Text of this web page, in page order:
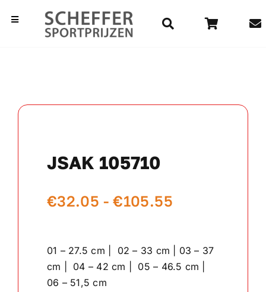
naarToggle
Navigation
Medailles
Kampioensschalen
Rozetten
JSAK 105710
€32.05 - €105.55Prijsklasse:
€105.55
01 – 27.5 cm | 02 – 33 cm | 03 – 37
cm | 04 – 42 cm | 05 – 46.5 cm |
06 – 51,5 cm